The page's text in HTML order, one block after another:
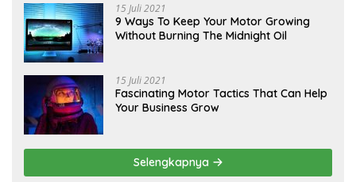
15 Juli 2021
9 Ways To Keep Your Motor Growing
Without Burning The Midnight Oil
15 Juli 2021
Fascinating Motor Tactics That Can Help
Your Business Grow
Selengkapnya